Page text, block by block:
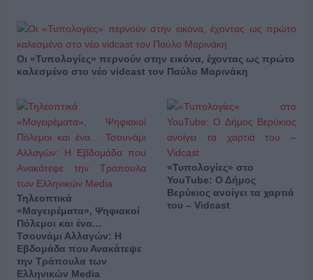
Οι «Τυπολογίες» περνούν στην εικόνα, έχοντας ως πρώτο
καλεσμένο στο νέο vidcast τον Παύλο Μαρινάκη
Τηλεοπτικά
«Μαγειρέματα», Ψηφιακοί
Πόλεμοι και ένα…
Τσουνάμι Αλλαγών: Η
Εβδομάδα που Ανακάτεψε
την Τράπουλα των
Ελληνικών Media
«Τυπολογίες» στο
YouTube: Ο Δήμος
Βερύκιος ανοίγει τα χαρτιά
του – Vidcast